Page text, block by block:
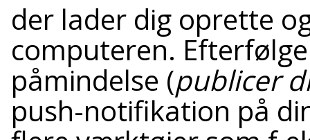
der lader dig oprette
computeren.
påmindelse (publicer
push-notifikation på